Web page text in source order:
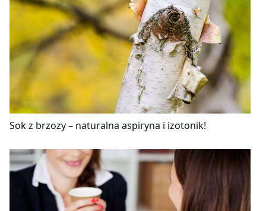
Sok z brzozy – naturalna aspiryna i izotonik!